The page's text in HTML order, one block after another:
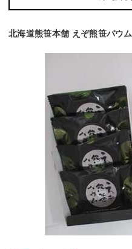
北海道熊笹本舗 えぞ熊笹バウム